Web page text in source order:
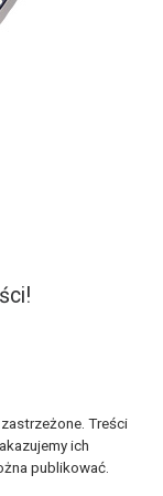
Treści
ich
publikować.